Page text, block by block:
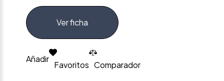
Ver ficha
Añadir
Favoritos Comparador